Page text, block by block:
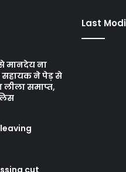
मानदेय ना
सहायक ने पेड़ से
समाप्त,
Last